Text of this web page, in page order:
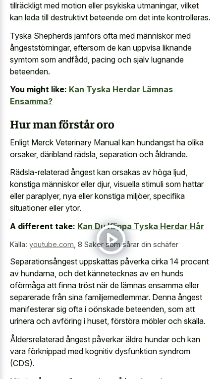
tillräckligt med motion eller psykiska utmaningar, vilket
kan leda till destruktivt beteende om det inte kontrolleras.
Tyska Shepherds jämförs ofta med människor med
ångeststörningar, eftersom de kan uppvisa liknande
symtom som andfådd, pacing och själv lugnande
beteenden.
You might like: Kan Tyska Herdar Lämnas
Ensamma?
Hur man förstår oro
Enligt Merck Veterinary Manual kan hundangst ha olika
orsaker, däribland rädsla, separation och åldrande.
Rädsla-relaterad ångest kan orsakas av höga ljud,
konstiga människor eller djur, visuella stimuli som hattar
eller paraplyer, nya eller konstiga miljöer, specifika
situationer eller ytor.
A different take: Kan Du Klippa Tyska Herdar Hår
Källa: youtube.com 8 Saker som sårar din schäfer
Separationsångest uppskattas påverka cirka 14 procent
av hundarna, och det kännetecknas av en hunds
oförmåga att finna tröst när de lämnas ensamma eller
separerade från sina familjemedlemmar. Denna ångest
manifesterar sig ofta i oönskade beteenden, som att
urinera och avföring i huset, förstöra möbler och skälla.
Åldersrelaterad ångest påverkar äldre hundar och kan
vara förknippad med kognitiv dysfunktion syndrom
(CDS).